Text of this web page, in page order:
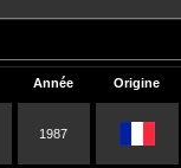
Année Origine
1987